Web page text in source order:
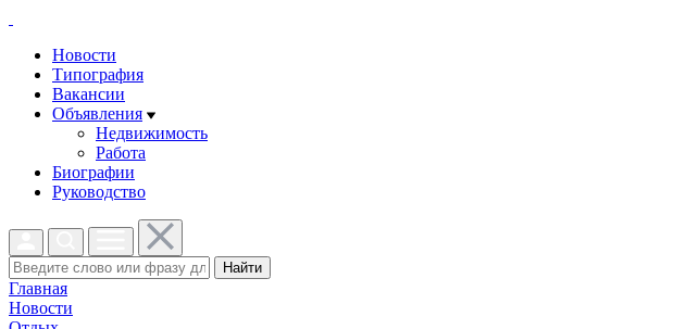
Новости
Типография
Вакансии
Объявления
Недвижимость
Работа
Биографии
Руководство
Найти
Главная
Новости